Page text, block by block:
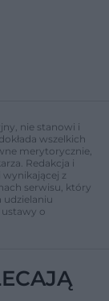
nie stanowi i
wszelkich
merytorycznie,
Redakcja i
z
serwisu, który
udzielaniu
o